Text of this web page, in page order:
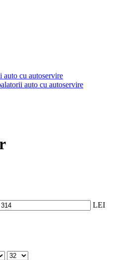
auto cu autoservire
auto cu autoservire
LEI